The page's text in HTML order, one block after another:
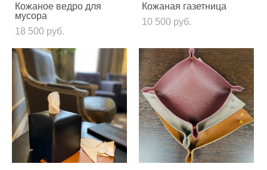
Кожаное ведро для
мусора
18 500 pуб.
Кожаная газетница
10 500 pуб.